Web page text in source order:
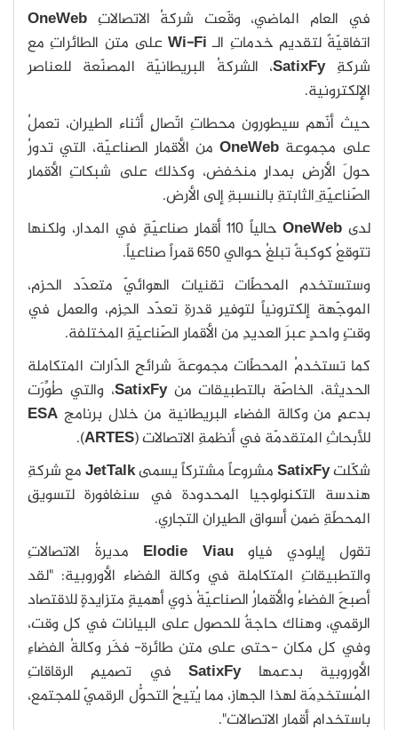
في العام الماضي، وقّعت شركةُ الاتصالاتِ OneWeb
اتفاقيّةً لتقديم خدماتِ الـ Wi-Fi على متنِ الطائراتِ مع
شركةِSatixFy، الشركةُ البريطانيّة المصنّعة للعناصرِ
الإلكترونية.
حيث أنّهم سيطورون محطاتِ اتّصالٍ أثناء الطيران، تعملُ
على مجموعة OneWeb من الأقمارِ الصناعيّة، التي تدورُ
حولَ الأرضِ بمدارٍ منخفض، وكذلك على شبكاتِ الأقمارِ
الصّناعيّةِ ِالثابتةِ بالنسبةِ إلى الأرض.
لدى OneWeb
حالياً 110 أقمارٍ صناعيّةٍ في المدار، ولكنها
تتوقعُ كوكبةً تبلغُ حوالي 650 قمراً صناعياً.
وستستخدم المحطّات تقنيات الهوائيّ متعدّد الحزم،
الموجّهة إلكترونياً لتوفيرِ قدرةِ تعدّد الحِزم، والعملِ في
وقتٍ واحدٍ عبرَ العديدِ من الأقمارِ الصّناعيّةِ المختلفة.
كما تستخدمُ المحطّات مجموعةَ شرائحِ الدّارات المتكاملة
الحديثة، الخاصّة بالتطبيقات منSatixFy، والتي طُوِّرَت
بدعمٍ من وكالة الفضاء البريطانية من خلال برنامج ESA
للأبحاثِ المتقدمّة في أنظمةِ الاتصالات (ARTES
).
شكّلتSatixFyمشروعاً مشتركاً يسمىJetTalkمع شركةِ
هندسة التكنولوجيا المحدودة في سنغافورة لتسويقِ
المحطّةِ ضمن أسواق الطيران التجاري.
تقول إيلودي فياو
Elodie Viau
مديرةُ الاتصالاتِ
والتطبيقاتِ المتكاملة في وكالة الفضاء الأوروبية: "لقد
أصبحَ الفضاءُ والأقمارُ الصناعيّةُ ذوي أهميةٍ متزايدةٍ للاقتصاد
الرقمي، وهناك حاجةٌ للحصول على البيانات في كل وقت،
وفي كل مكان -حتى على متن طائرة- فخَر وكالةُ الفضاءِ
الأوروبية بدعمهاSatixFyفي تصميمِ الرقاقاتِ
المُستخدِمَة لهذا الجهاز، مما يُتيحُ التحوُّل الرقميّ للمجتمع،
باستخدام أقمار الاتصالات".